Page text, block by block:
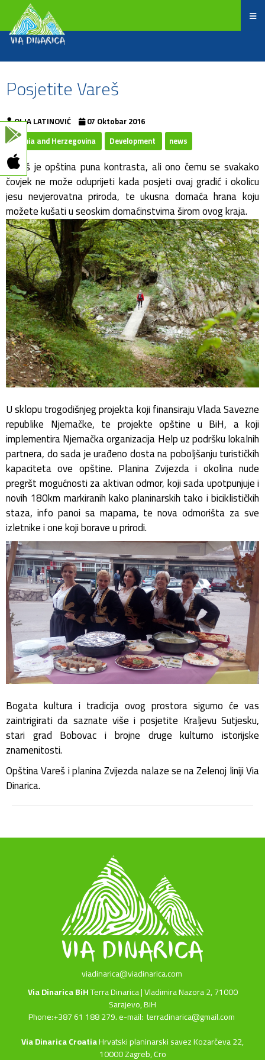
Posjetite Vareš
OLJA LATINOVIĆ
07 Oktobar 2016
Bosnia and Herzegovina
Development news
Vareš je opština puna kontrasta, ali ono čemu se svakako
čovjek ne može oduprijeti kada posjeti ovaj gradić i okolicu
jesu nevjerovatna priroda, te ukusna domaća hrana koju
možete kušati u seoskim domaćinstvima širom ovog kraja.
U sklopu trogodišnjeg projekta koji finansiraju Vlada Savezne
republike Njemačke, te projekte opštine u BiH, a koji
implementira Njemačka organizacija Help uz podršku lokalnih
partnera, do sada je urađeno dosta na poboljšanju turističkih
kapaciteta ove opštine. Planina Zvijezda i okolina nude
pregršt mogućnosti za aktivan odmor, koji sada upotpunjuje i
novih 180km markiranih kako planinarskih tako i biciklističkih
staza, info panoi sa mapama, te nova odmorišta za sve
izletnike i one koji borave u prirodi.
Bogata kultura i tradicija ovog prostora sigurno će vas
zaintrigirati da saznate više i posjetite Kraljevu Sutjesku,
stari grad Bobovac i brojne druge kulturno istorijske
znamenitosti.
Opština Vareš i planina Zvijezda nalaze se na Zelenoj liniji Via
Dinarica.
viadinarica@viadinarica.com
Via Dinarica BiHTerra Dinarica | Vladimira Nazora 2, 71000
Sarajevo, BiH
Phone:+387 61 188 279. e-mail:terradinarica@gmail.com
Via Dinarica CroatiaHrvatski planinarski savez Kozarčeva 22,
10000 Zagreb, Cro